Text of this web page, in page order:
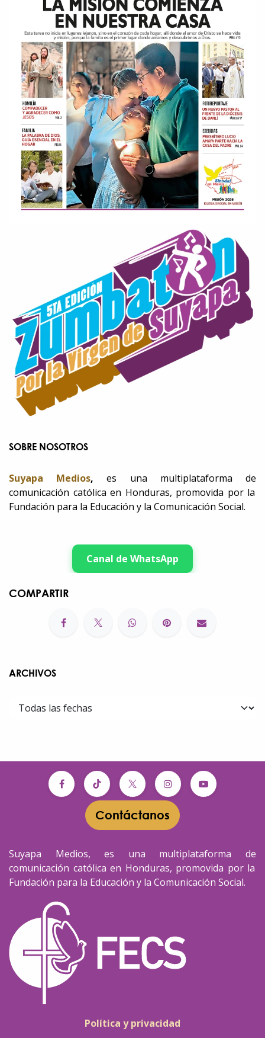
SOBRE NOSOTROS
Suyapa Medios, es una multiplataforma de
comunicación católica en Honduras, promovida por la
Fundación para la Educación y la Comunicación Social.
Canal de WhatsApp
COMPARTIR
ARCHIVOS
Contáctanos​​
Suyapa Medios, es una multiplataforma de
comunicación católica en Honduras, promovida por la
Fundación para la Educación y la Comunicación Social.
Política y privacidad